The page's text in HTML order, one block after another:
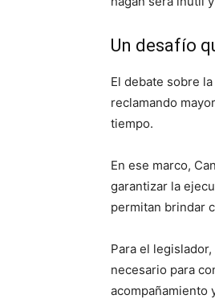
Un desafío
El debate sobre
reclamando
tiempo.
En ese marco,
garantizar la
permitan brindar
Para el
necesario para
acompañamiento